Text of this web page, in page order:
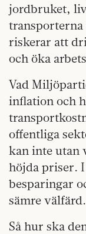
jordbruket,
riskerar att
och öka
Vad
inflation och
offentliga
kan inte utan
höjda priser.
besparingar
sämre välfärd.
Så hur ska